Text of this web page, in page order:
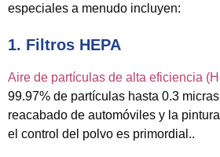
especiales a menudo incluyen:
1. Filtros HEPA
Aire de partículas de alta eficiencia
99.97% de partículas hasta 0.3
reacabado de automóviles y la
el control del polvo es primordial..